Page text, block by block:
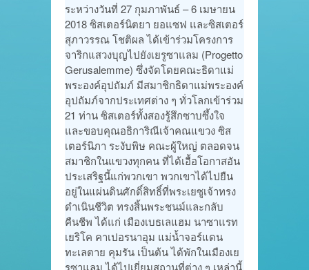
ระหว่างวันที่ 27 กุมภาพันธ์ – 6 เมษายน
2018 ซิสเตอร์นิตยา ยอแซฟ และซิสเตอร์
สุภาวรรณ โชติผล ได้เข้าร่วมโครงการ
จาริกแสวงบุญไปยังเยรูซาแลม (Progetto
Gerusalemme) ซึ่งจัดโดยคณะธิดาแม่
พระองค์อุปถัมภ์ มีสมาชิกธิดาแม่พระองค์
อุปถัมภ์จากประเทศต่าง ๆ ทั่วโลกเข้าร่วม
21 ท่าน ซิสเตอร์ทั้งสองรู้สึกซาบซึ้งใจ
และขอบคุณอธิการิณีเจ้าคณแขวง ซิส
เตอร์นิภา ระงับพิษ คณะผู้ใหญ่ ตลอดจน
สมาชิกในแขวงทุกคน ที่ได้เอื้อโอกาสอัน
ประเสริฐนี้แก่พวกเขา พวกเขาได้ไปยืน
อยู่ในแผ่นดินศักดิ์สิทธิ์ที่พระเยซูเจ้าทรง
ดำเนินชีวิต ทรงสิ้นพระชนม์และกลับ
คืนชีพ ได้แก่ เมืองเบธเลแฮม นาซาแรท
เยริโค คาเปอรนาอุม แม่น้ำจอร์แดน
ทะเลตาย คุมรัน เป็นต้น ได้พักในเมืองเย
รูซาแลม ได้ไปเยี่ยมสถานที่ต่าง ๆ เหล่านี้